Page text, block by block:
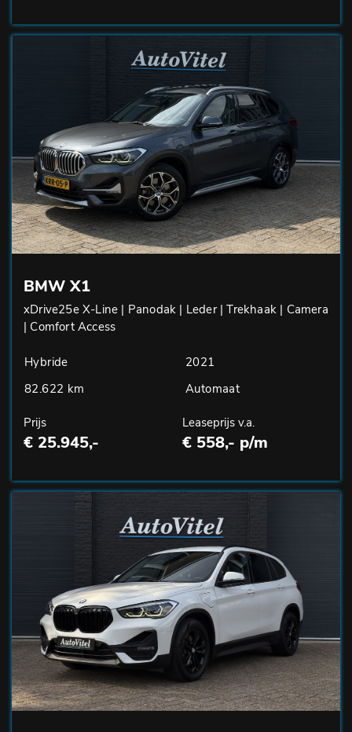
BMW X1
xDrive25e X-Line | Panodak | Leder | Trekhaak | Camera
| Comfort Access
Hybride
2021
82.622 km
Automaat
Prijs
€ 25.945,-
Leaseprijs v.a.
€ 558,- p/m